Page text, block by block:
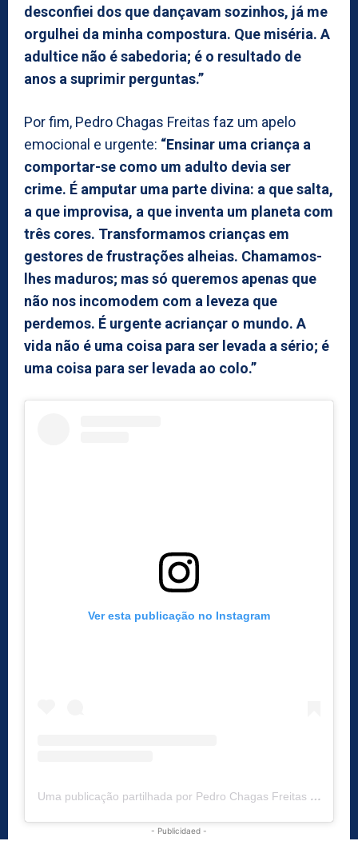
desconfiei dos que dançavam sozinhos, já me
orgulhei da minha compostura. Que miséria. A
adultice não é sabedoria; é o resultado de
anos a suprimir perguntas.”
Por fim, Pedro Chagas Freitas faz um apelo
emocional e urgente: “Ensinar uma criança a
comportar-se como um adulto devia ser
crime. É amputar uma parte divina: a que salta,
a que improvisa, a que inventa um planeta com
três cores. Transformamos crianças em
gestores de frustrações alheias. Chamamos-
lhes maduros; mas só queremos apenas que
não nos incomodem com a leveza que
perdemos. É urgente acriançar o mundo. A
vida não é uma coisa para ser levada a sério; é
uma coisa para ser levada ao colo.”
Ver esta publicação no Instagram
Uma publicação partilhada por Pedro Chagas Freitas (@pedrochagasfreitas)
- Publicidaed -